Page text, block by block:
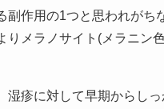
副作用の1つと思われが
りメラノサイト(メラニン
疹に対して早期からし